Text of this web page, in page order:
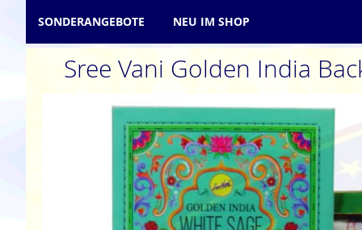
Sree Vani Golden India
SONDERANGEBOTE NEU IM SHOP